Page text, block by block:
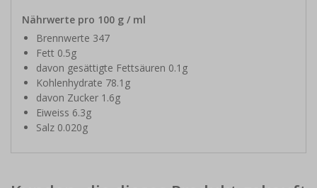
Nährwerte pro 100 g / ml
Brennwerte 347
Fett 0.5g
davon gesättigte Fettsäuren 0.1g
Kohlenhydrate 78.1g
davon Zucker 1.6g
Eiweiss 6.3g
Salz 0.020g